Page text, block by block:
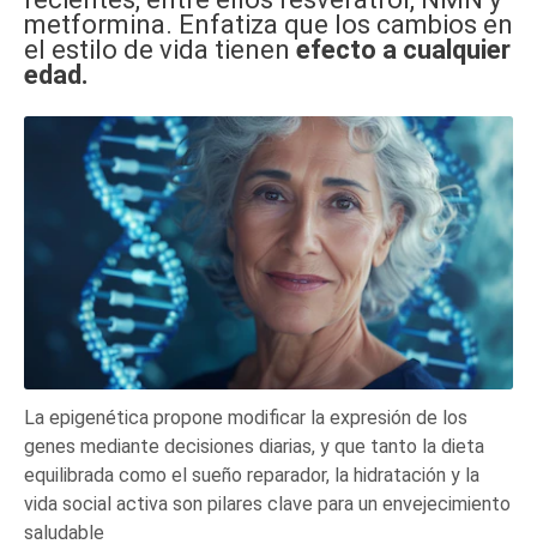
metformina. Enfatiza que los cambios en
el estilo de vida tienenefecto a cualquier
edad.
La epigenética propone modificar la expresión de los
genes mediante decisiones diarias, y que tanto la dieta
equilibrada como el sueño reparador, la hidratación y la
vida social activa son pilares clave para un envejecimiento
saludable